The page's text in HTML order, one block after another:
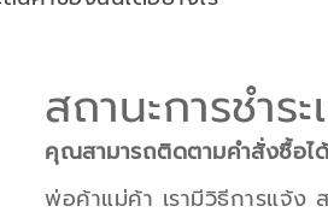
สถานะการชำร
คุณสามารถติดตามคำสั่งซื้อไ
พ่อค้าแม่ค้า เรามีวิธีการแจ้ง